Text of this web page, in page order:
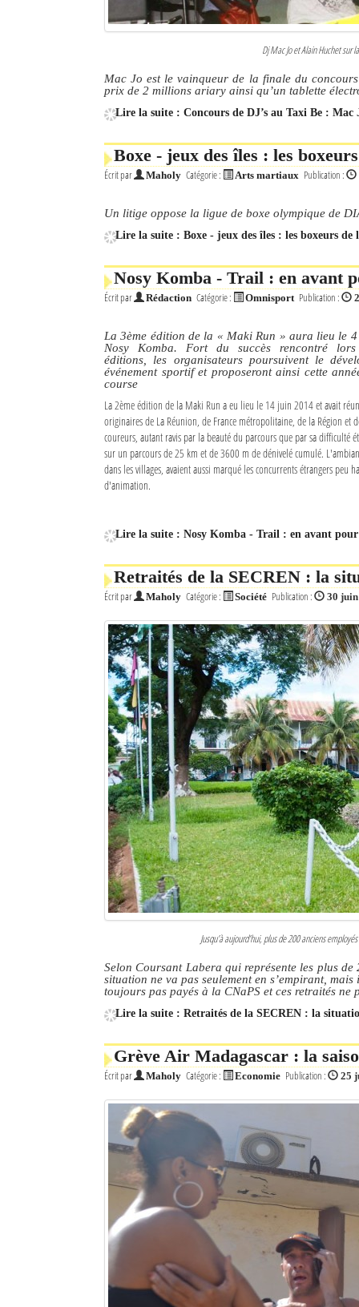
Dj Mac Jo et Alain Huchet sur
Mac Jo est le vainqueur de la finale du
prix de 2 millions ariary ainsi qu’un tablette
Lire la suite : Concours de DJ’s au Taxi Be : Mac
Boxe - jeux des îles : les
Écrit par Maholy Catégorie : Arts martiaux Publication :
Un litige oppose la ligue de boxe olympique de
Lire la suite : Boxe - jeux des îles : les boxeurs
Nosy Komba - Trail : en avant
Écrit par Rédaction Catégorie : Omnisport Publication :
La 3ème édition de la « Maki Run » aura lieu le
Nosy Komba. Fort du succès rencontré lors
éditions, les organisateurs poursuivent le
événement sportif et proposeront ainsi cette
course
La 2ème édition de la Maki Run a eu lieu le 14 juin 2014 et avait
originaires de La Réunion, de France métropolitaine, de la Région et
coureurs, autant ravis par la beauté du parcours que par sa difficulté
sur un parcours de 25 km et de 3600 m de dénivelé cumulé.
dans les villages, avaient aussi marqué les concurrents étrangers peu
d'animation.
Lire la suite : Nosy Komba - Trail : en avant
Retraités de la SECREN : la
Écrit par Maholy Catégorie : Société Publication : 30
Jusqu’à aujourd’hui, plus de 200 anciens
Selon Coursant Labera qui représente les plus
situation ne va pas seulement en s’empirant,
toujours pas payés à la CNaPS et ces retraités ne
Lire la suite : Retraités de la SECREN : la
Grève Air Madagascar : la
Écrit par Maholy Catégorie : Economie Publication : 25